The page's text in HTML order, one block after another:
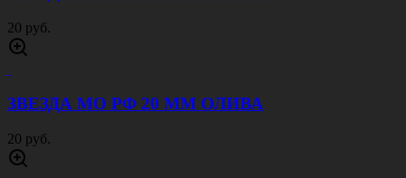
20 руб.
ЗВЕЗДА МО РФ 20 ММ ОЛИВА
20 руб.